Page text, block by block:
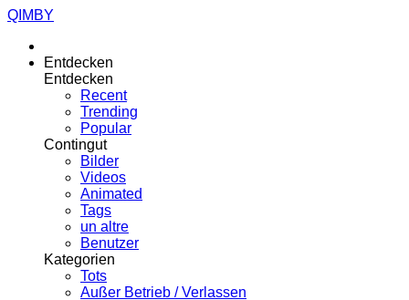
QIMBY
Entdecken
Entdecken
Recent
Trending
Popular
Contingut
Bilder
Videos
Animated
Tags
un altre
Benutzer
Kategorien
Tots
Außer Betrieb / Verlassen